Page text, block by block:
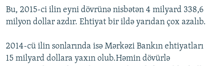
Bu, 2015-ci ilin eyni dövrünə nisbətən 4 milyard 338,6
milyon dollar azdır. Ehtiyat bir ildə yarıdan çox azalıb.
2014-cü ilin sonlarında isə Mərkəzi Bankın ehtiyatları
15 milyard dollara yaxın olub.Həmin dövürlə